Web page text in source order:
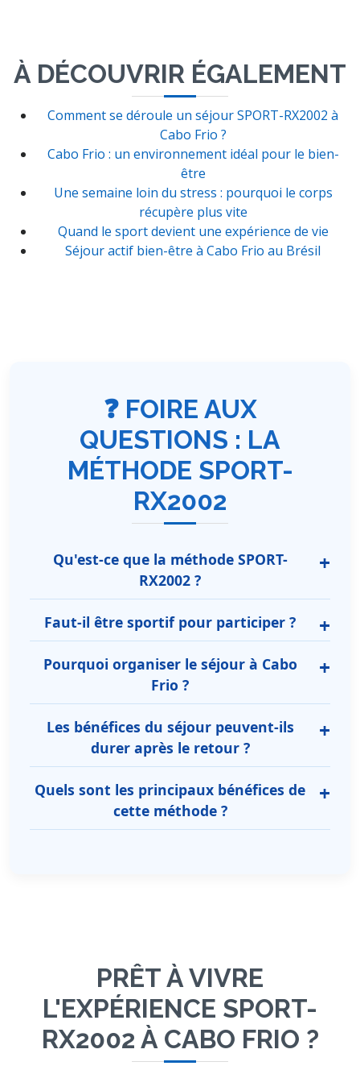
À DÉCOUVRIR ÉGALEMENT
Comment se déroule un séjour SPORT-RX2002 à
Cabo Frio ?
Cabo Frio : un environnement idéal pour le bien-
être
Une semaine loin du stress : pourquoi le corps
récupère plus vite
Quand le sport devient une expérience de vie
Séjour actif bien-être à Cabo Frio au Brésil
❓ FOIRE AUX
QUESTIONS : LA
MÉTHODE SPORT-
RX2002
Qu'est-ce que la méthode SPORT-
RX2002 ?
Faut-il être sportif pour participer ?
Pourquoi organiser le séjour à Cabo
Frio ?
Les bénéfices du séjour peuvent-ils
durer après le retour ?
Quels sont les principaux bénéfices de
cette méthode ?
PRÊT À VIVRE
L'EXPÉRIENCE SPORT-
RX2002 À CABO FRIO ?